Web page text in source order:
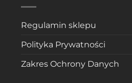
Regulamin sklepu
Polityka Prywatności
Zakres Ochrony Danych